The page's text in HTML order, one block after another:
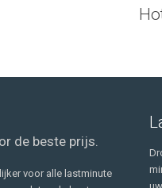
de beste prijs.
voor alle lastminute